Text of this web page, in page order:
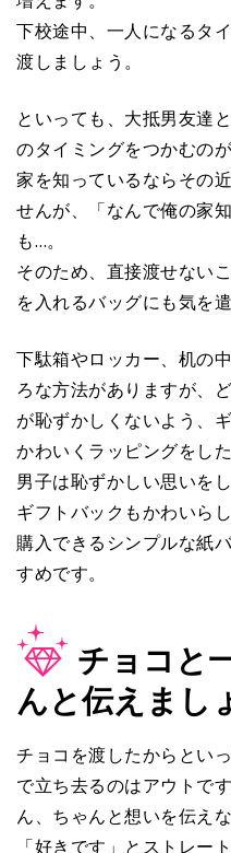
下校途中、一人になるタ
渡しましょう。
といっても、大抵男友達
のタイミングをつかむの
家を知っているならその
せんが、「なんで俺の家
も…。
そのため、直接渡せない
を入れるバッグにも気を
下駄箱やロッカー、机の
ろな方法がありますが、
が恥ずかしくないよう、
かわいくラッピングをし
男子は恥ずかしい思いをし
ギフトバックもかわいら
購入できるシンプルな紙
すめです。
チョコと
んと伝えまし
チョコを渡したからとい
で立ち去るのはアウトで
ん、ちゃんと想いを伝え
「好きです」とストレー